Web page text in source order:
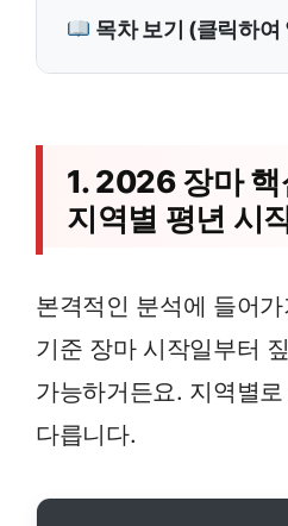
목차 보기 (클릭하여
1. 2026 장마 핵
지역별 평년 시
본격적인 분석에 들어
기준 장마 시작일부터
가능하거든요. 지역별
다릅니다.